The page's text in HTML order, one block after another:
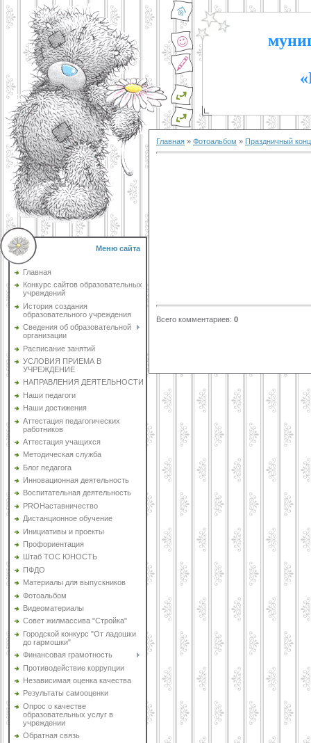
Меню сайта
Главная
Конкурс сайтов образовательных
учреждений
История создания
образовательного учреждения
Сведения об образовательной
организации
Расписание занятий
УСЛОВИЯ ПРИЕМА В
УЧРЕЖДЕНИЕ
НАПРАВЛЕНИЯ ДЕЯТЕЛЬНОСТИ
Наши педагоги
Наши достижения
Аттестация педагогических
работников
Аттестация учащихся
Методическая служба
Блог педагога
Инновационная деятельность
Воспитательная деятельность
PROНаставничество
Дистанционное обучение
Инициативы и проекты
Профориентация
Штаб ТОС ЮНОСТЬ
ПФДО
Материалы для выпускников
Фотоальбом
Видеоматериалы
Совет жилмассива "Стройка"
Городской конкурс "От ладошки
до гармошки"
Финансовая грамотность
Противодействие коррупции
Независимая оценка качества
Результаты самооценки
Опрос о качестве
образовательных услуг в
учреждении
Обратная связь
Главная » Фотоальбом » Праздничный
Всего комментариев: 0